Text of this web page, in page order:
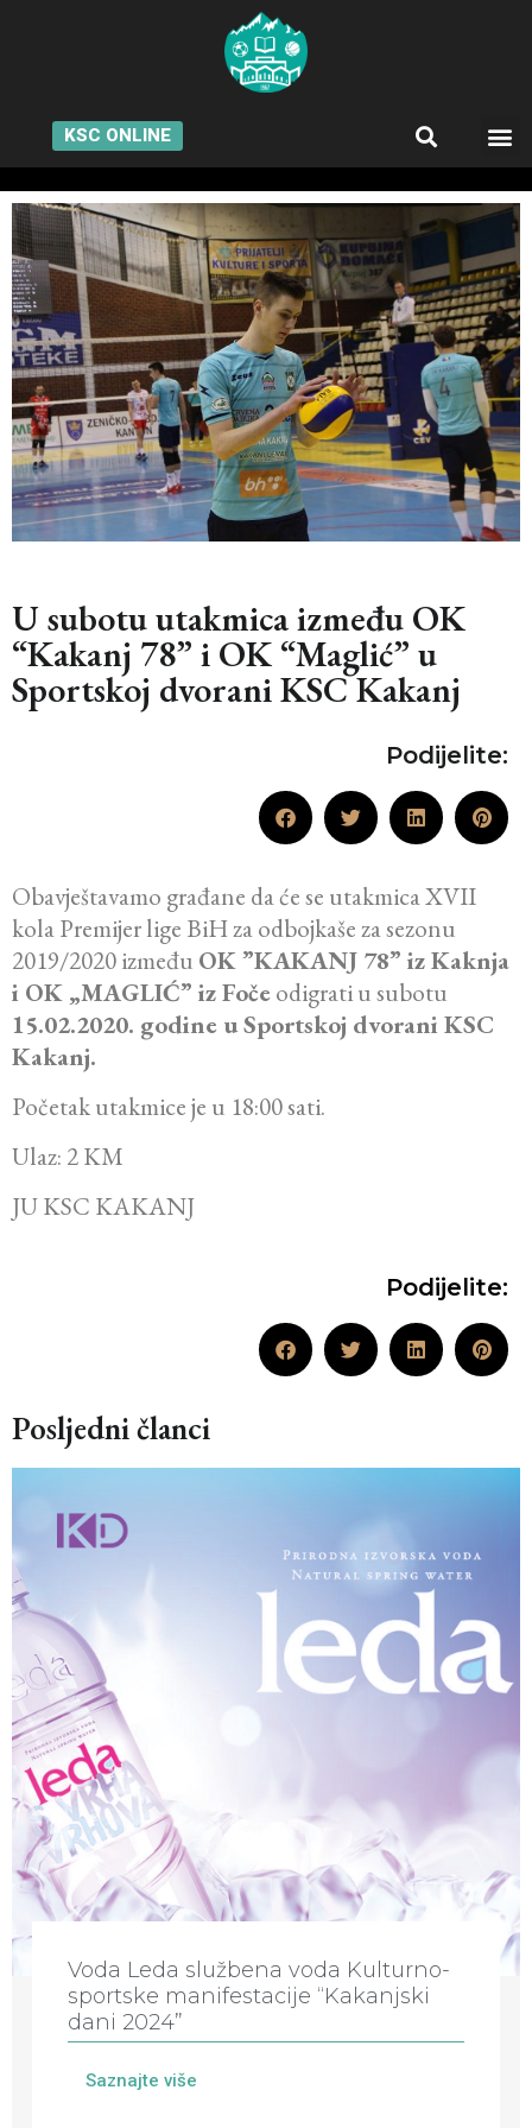
KSC ONLINE
U subotu utakmica između OK
“Kakanj 78” i OK “Maglić” u
Sportskoj dvorani KSC Kakanj
Podijelite:
Obavještavamo građane da će se utakmica XVII
kola Premijer lige BiH za odbojkaše za sezonu
2019/2020 između OK ”KAKANJ 78” iz Kaknja
i OK „MAGLIĆ” iz Fočeodigrati u subotu
15.02.2020. godine u Sportskoj dvorani KSC
Kakanj.
Početak utakmice je u 18:00 sati.
Ulaz: 2 KM
JU KSC KAKANJ
Podijelite:
Posljedni članci
Voda Leda službena voda Kulturno-
sportske manifestacije “Kakanjski
dani 2024”
Saznajte više